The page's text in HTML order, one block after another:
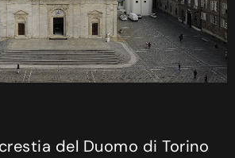
del Duomo di Torino